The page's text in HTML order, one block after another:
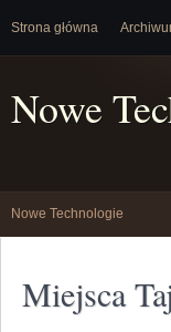
Strona główna
Nowe
Nowe Technologie
Miejsca